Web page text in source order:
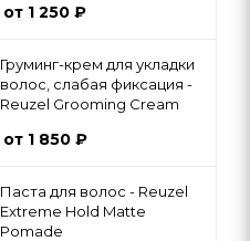
от 1 250 ₽
Груминг-крем для укладки
волос, слабая фиксация -
Reuzel Grooming Cream
от 1 850 ₽
Паста для волос - Reuzel
Extreme Hold Matte
Pomade